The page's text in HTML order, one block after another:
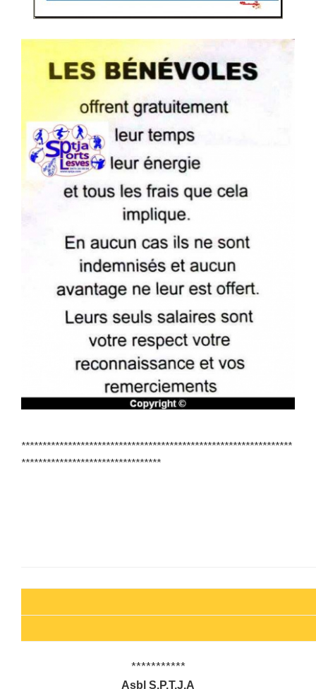
****************************************************************
*********************************
***********
Asbl S.P.T.J.A